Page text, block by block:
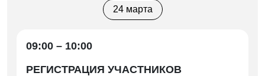
24 марта
09:00 – 10:00
РЕГИСТРАЦИЯ УЧАСТНИКОВ